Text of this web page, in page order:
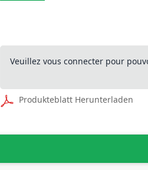
Veuillez vous connecter pour
Produkteblatt Herunterladen